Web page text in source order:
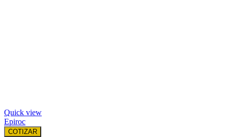
Quick view
Epiroc
COTIZAR